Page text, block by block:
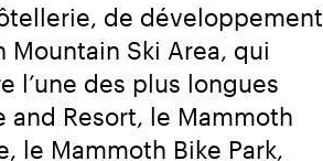
de développement
Ski Area, qui
l’une des plus longues
and Resort, le Mammoth
le Mammoth Bike Park,